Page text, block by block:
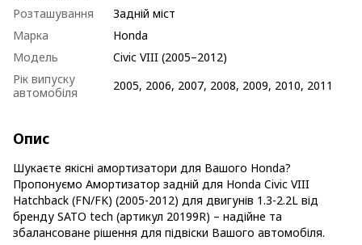
Розташування
Задній міст
Марка
Honda
Модель
Civic VIII (2005–2012)
Рік випуску
автомобіля
2005, 2006, 2007, 2008, 2009, 2010, 2011
Опис
Шукаєте якісні амортизатори для Вашого Honda?
Пропонуємо Амортизатор задній для Honda Civic VIII
Hatchback (FN/FK) (2005-2012) для двигунів 1.3-2.2L від
бренду SATO tech (артикул 20199R) – надійне та
збалансоване рішення для підвіски Вашого автомобіля.